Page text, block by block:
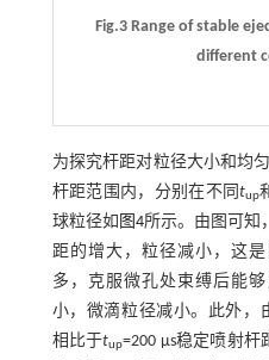
Fig.3 Range of stable
different
为探究杆距对粒径大小和均
杆距范围内，分别在不同tup
球粒径如 图4所示。由图可知
距的增大，粒径减小，这
多，克服微孔处束缚后能
小，微滴粒径减小。此外，
相比于tup=200 µs稳定喷射